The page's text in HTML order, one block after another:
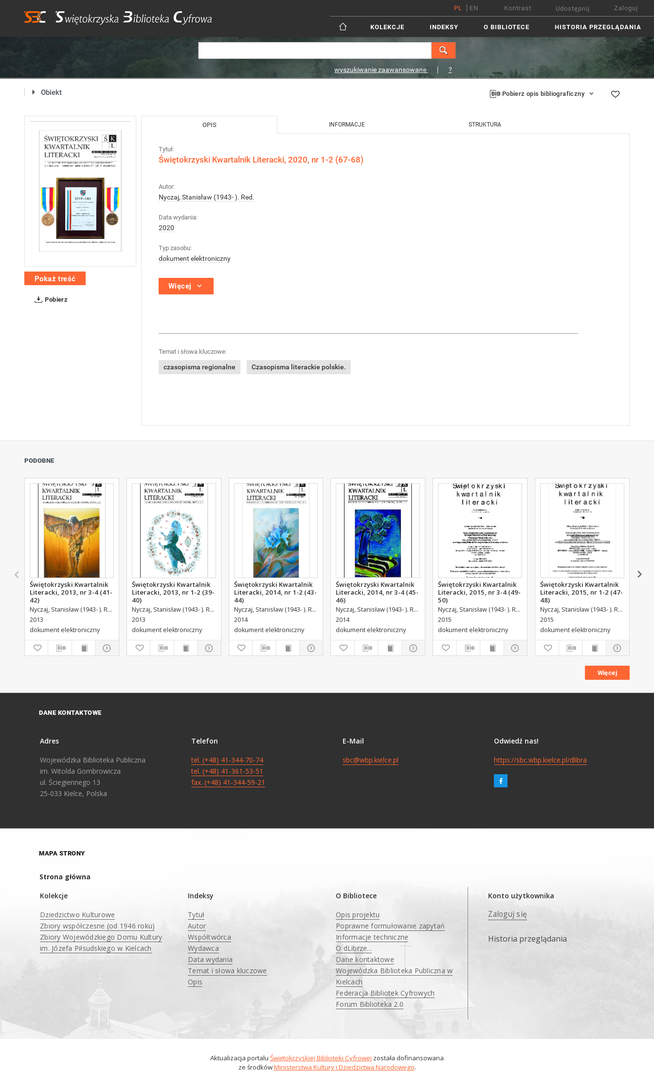
PL EN Kontrast Udostępnij Zaloguj
KOLEKCJE INDEKSY O BIBLIOTECE HISTORIA PRZEGLĄDANIA
wyszukiwanie zaawansowane ?
Obiekt Pobierz opis bibliograficzny
Pokaż treść
Pobierz
OPIS INFORMACJE STRUKTURA
Tytuł:
Świętokrzyski Kwartalnik Literacki, 2020, nr 1-2 (67-68)
Autor:
Nyczaj, Stanisław (1943- ). Red.
Data wydania:
2020
Typ zasobu:
dokument elektroniczny
Więcej
Temat i słowa kluczowe:
czasopisma regionalne Czasopisma literackie polskie.
PODOBNE
Świętokrzyski Kwartalnik
Literacki, 2013, nr 3-4 (41-
42)
Nyczaj, Stanisław (1943- ). Red.
2013
dokument elektroniczny
Świętokrzyski Kwartalnik
Literacki, 2013, nr 1-2 (39-
40)
Nyczaj, Stanisław (1943- ). Red.
2013
dokument elektroniczny
Świętokrzyski Kwartalnik
Literacki, 2014, nr 1-2 (43-
44)
Nyczaj, Stanisław (1943- ). Red.
2014
dokument elektroniczny
Świętokrzyski Kwartalnik
Literacki, 2014, nr 3-4 (45-
46)
Nyczaj, Stanisław (1943- ). Red.
2014
dokument elektroniczny
Świętokrzyski Kwartalnik
Literacki, 2015, nr 3-4 (49-
50)
Nyczaj, Stanisław (1943- ). Red.
2015
dokument elektroniczny
Świętokrzyski Kwartalnik
Literacki, 2015, nr 1-2 (47-
48)
Nyczaj, Stanisław (1943- ). Red.
2015
dokument elektroniczny
Więcej
DANE KONTAKTOWE
Adres
Wojewódzka Biblioteka Publiczna
im. Witolda Gombrowicza
ul. Ściegiennego 13
25-033 Kielce, Polska
Telefon
tel. (+48) 41-344-70-74
tel. (+48) 41-361-53-51
fax. (+48) 41-344-59-21
E-Mail
sbc@wbp.kielce.pl
Odwiedź nas!
https://sbc.wbp.kielce.pl/dlibra
MAPA STRONY
Strona główna
Kolekcje
Dziedzictwo Kulturowe
Zbiory współczesne (od 1946 roku)
Zbiory Wojewódzkiego Domu Kultury
im. Józefa Piłsudskiego w Kielcach
Indeksy
Tytuł
Autor
Współtwórca
Wydawca
Data wydania
Temat i słowa kluczowe
Opis
O Bibliotece
Opis projektu
Poprawne formułowanie zapytań
Informacje techniczne
O dLibrze...
Dane kontaktowe
Wojewódzka Biblioteka Publiczna w
Kielcach
Federacja Bibliotek Cyfrowych
Forum Biblioteka 2.0
Konto użytkownika
Zaloguj się
Historia przeglądania
Aktualizacja portalu Świętokrzyskiej Biblioteki Cyfrowej została dofinansowana
ze środkówMinisterstwa Kultury i Dziedzictwa Narodowego.